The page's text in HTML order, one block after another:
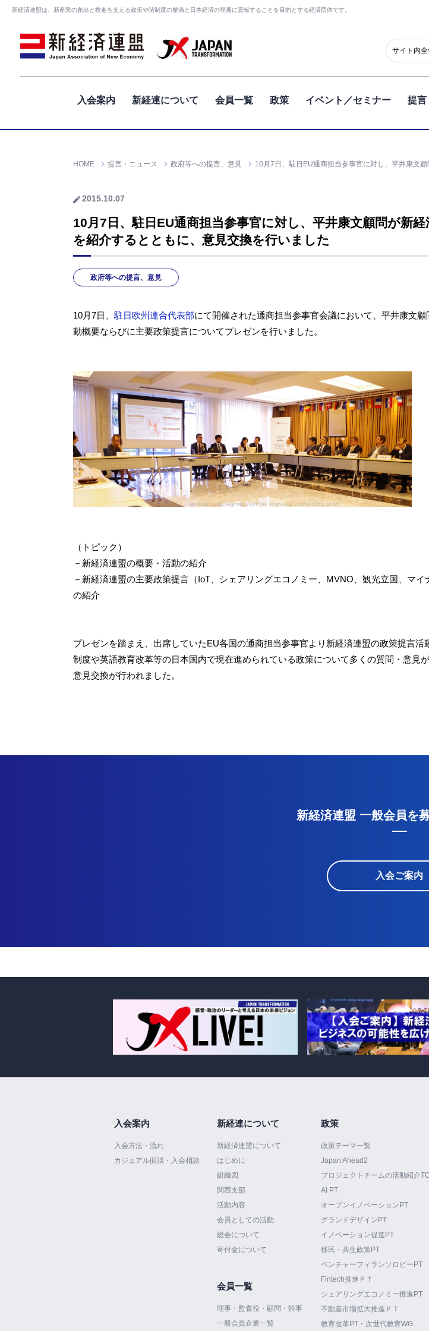
新経済連盟は、新産業の創出と推進を支える政策や諸制度の整備と日本経済の発展に貢献することを目的とする経済団体です。
入会案内 新経連について 会員一覧 政策 イベント／セミナー 提言
HOME 提言・ニュース 政府等への提言、意見 10月7日、駐日EU通商担当参事官に対し、平井康文
2015.10.07
10月7日、駐日EU通商担当参事官に対し、平井康文顧問が新
を紹介するとともに、意見交換を行いました
政府等への提言、意見
10月7日、 駐日欧州連合代表部にて開催された通商担当参事官会議において、平井康文
動概要ならびに主要政策提言についてプレゼンを行いました。
（トピック）
－新経済連盟の概要・活動の紹介
－新経済連盟の主要政策提言（IoT、シェアリングエコノミー、MVNO、観光立国、マイ
の紹介
プレゼンを踏まえ、出席していたEU各国の通商担当参事官より新経済連盟の政策提言活
制度や英語教育改革等の日本国内で現在進められている政策について多くの質問・意見
意見交換が行われました。
新経済連盟 一般会員を
入会ご案内
入会案内
入会方法・流れ
カジュアル面談・入会相談
新経連について
新経済連盟について
はじめに
組織図
関西支部
活動内容
会員としての活動
総会について
寄付金について
会員一覧
理事・監査役・顧問・幹事
一般会員企業一覧
政策
政策テーマ一覧
Japan Ahead2
プロジェクトチームの活動紹介
AI PT
オープンイノベーションPT
グランドデザインPT
イノベーション促進PT
移民・共生政策PT
ベンチャーフィランソロピーPT
Fintech推進ＰＴ
シェアリングエコノミー推進PT
不動産市場拡大推進ＰＴ
教育改革PT・次世代教育WG